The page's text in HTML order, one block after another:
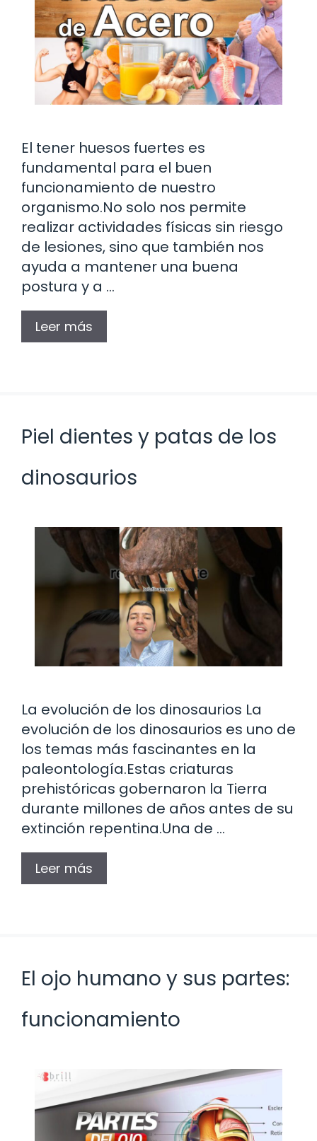
El tener huesos fuertes es
fundamental para el buen
funcionamiento de nuestro
organismo.No solo nos permite
realizar actividades físicas sin riesgo
de lesiones, sino que también nos
ayuda a mantener una buena
postura y a …
Leer más
Piel dientes y patas de los
dinosaurios
La evolución de los dinosaurios La
evolución de los dinosaurios es uno de
los temas más fascinantes en la
paleontología.Estas criaturas
prehistóricas gobernaron la Tierra
durante millones de años antes de su
extinción repentina.Una de …
Leer más
El ojo humano y sus partes:
funcionamiento